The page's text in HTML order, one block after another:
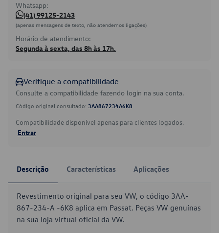
Whatsapp:
(41) 99125-2143
(apenas mensagens de texto, não atendemos ligações)
Horário de atendimento:
Segunda à sexta, das 8h às 17h.
Verifique a compatibilidade
Consulte a compatibilidade fazendo login na sua conta.
Código original consultado: 3AA867234A6K8
Compatibilidade disponível apenas para clientes logados.
Entrar
Descrição Características Aplicações
Revestimento original para seu VW, o código 3AA-
867-234-A -6K8 aplica em Passat. Peças VW genuínas
na sua loja virtual oficial da VW.